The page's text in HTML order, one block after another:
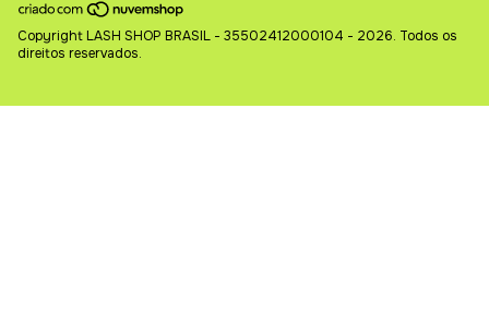
Copyright LASH SHOP BRASIL - 35502412000104 - 2026. Todos os
direitos reservados.